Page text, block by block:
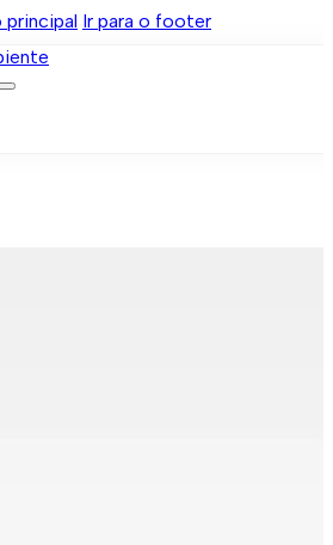
principal Ir para o footer